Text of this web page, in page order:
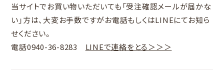
当サイトでお買い物いただいても「受注確認メールが届かな
い 」方は、大変お手数ですがお電話もしくはLINEにてお知ら
せください。
電話0940-36-8283 LINEで連絡をとる＞＞＞